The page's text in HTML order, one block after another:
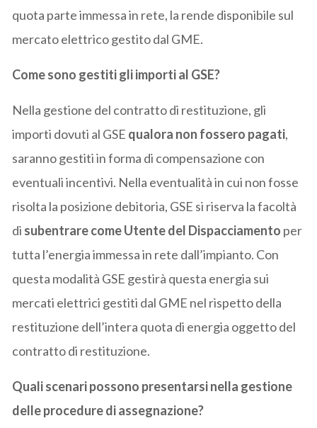
quota parte immessa in rete, la rende disponibile sul
mercato elettrico gestito dal GME.
Come sono gestiti gli importi al GSE?
Nella gestione del contratto di restituzione, gli
importi dovuti al GSE qualora non fossero pagati,
saranno gestiti in forma di compensazione con
eventuali incentivi. Nella eventualità in cui non fosse
risolta la posizione debitoria, GSE si riserva la facoltà
di subentrare come Utente del Dispacciamento per
tutta l’energia immessa in rete dall’impianto. Con
questa modalità GSE gestirà questa energia sui
mercati elettrici gestiti dal GME nel rispetto della
restituzione dell’intera quota di energia oggetto del
contratto di restituzione.
Quali scenari possono presentarsi nella gestione
delle procedure di assegnazione?